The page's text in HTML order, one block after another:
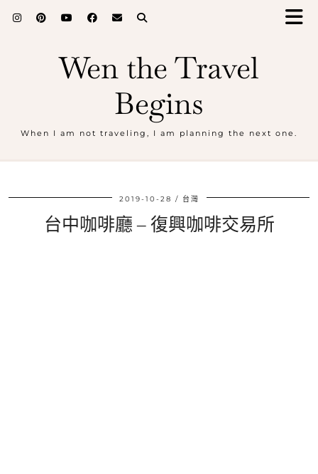
Wen the Travel
Begins
When I am not traveling, I am planning the next one.
2019-10-28 台灣
台中咖啡廳 – 復興咖啡交易所